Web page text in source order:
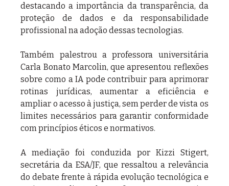
destacando a importância da transparência, da
proteção de dados e da responsabilidade
profissional na adoção dessas tecnologias.
Também palestrou a professora universitária
Carla Bonato Marcolin, que apresentou reflexões
sobre como a IA pode contribuir para aprimorar
rotinas jurídicas, aumentar a eficiência e
ampliar o acesso à justiça, sem perder de vista os
limites necessários para garantir conformidade
com princípios éticos e normativos.
A mediação foi conduzida por Kizzi Stigert,
secretária da ESA/JF, que ressaltou a relevância
do debate frente à rápida evolução tecnológica e